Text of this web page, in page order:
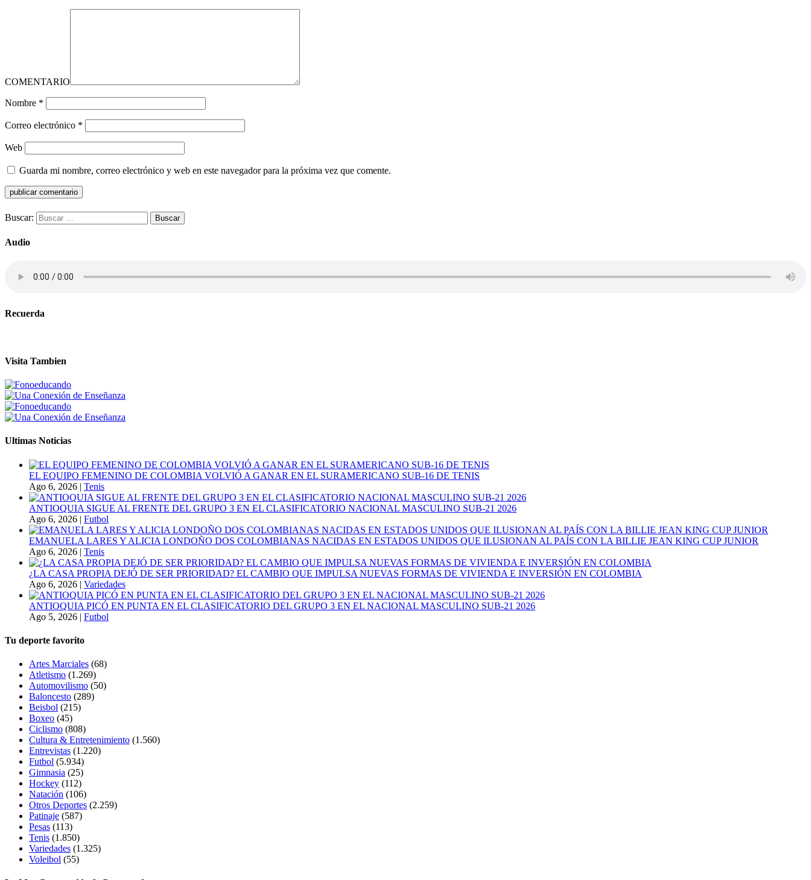
COMENTARIO
Nombre *
Correo electrónico *
Web
Guarda mi nombre, correo electrónico y web en este navegador para la próxima vez que comente.
Buscar:
Audio
Recuerda
Visita Tambien
Ultimas Noticias
EL EQUIPO FEMENINO DE COLOMBIA VOLVIÓ A GANAR EN EL SURAMERICANO SUB-16 DE TENIS
Ago 6, 2026 | Tenis
ANTIOQUIA SIGUE AL FRENTE DEL GRUPO 3 EN EL CLASIFICATORIO NACIONAL MASCULINO SUB-21 2026
Ago 6, 2026 | Futbol
EMANUELA LARES Y ALICIA LONDOÑO DOS COLOMBIANAS NACIDAS EN ESTADOS UNIDOS QUE ILUSIONAN AL PAÍS CON LA BILLIE JEAN KING CUP JUNIOR
Ago 6, 2026 | Tenis
¿LA CASA PROPIA DEJÓ DE SER PRIORIDAD? EL CAMBIO QUE IMPULSA NUEVAS FORMAS DE VIVIENDA E INVERSIÓN EN COLOMBIA
Ago 6, 2026 | Variedades
ANTIOQUIA PICÓ EN PUNTA EN EL CLASIFICATORIO DEL GRUPO 3 EN EL NACIONAL MASCULINO SUB-21 2026
Ago 5, 2026 | Futbol
Tu deporte favorito
Artes Marciales (68)
Atletismo (1.269)
Automovilismo (50)
Baloncesto (289)
Beisbol (215)
Boxeo (45)
Ciclismo (808)
Cultura & Entretenimiento (1.560)
Entrevistas (1.220)
Futbol (5.934)
Gimnasia (25)
Hockey (112)
Natación (106)
Otros Deportes (2.259)
Patinaje (587)
Pesas (113)
Tenis (1.850)
Variedades (1.325)
Voleibol (55)